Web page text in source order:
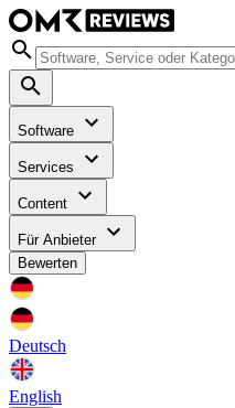
Software
Services
Content
Für Anbieter
Bewerten
Deutsch
English